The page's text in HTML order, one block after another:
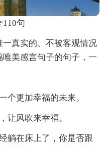
110句
真实的、不被客观情况
美感言句子的句子，一
个更加幸福的未来。
让风吹来幸福。
躺在床上了，你是否跟